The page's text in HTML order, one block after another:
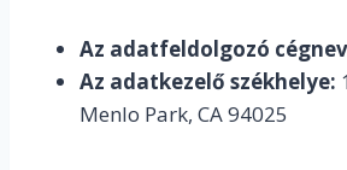
Az adatfeldolgozó
Az adatkezelő székhelye:
Menlo Park, CA 94025